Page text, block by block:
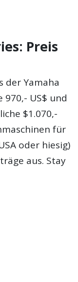
Preis
der Yamaha
970,- US$ und
$1.070,-
für
oder hiesig)
aus. Stay